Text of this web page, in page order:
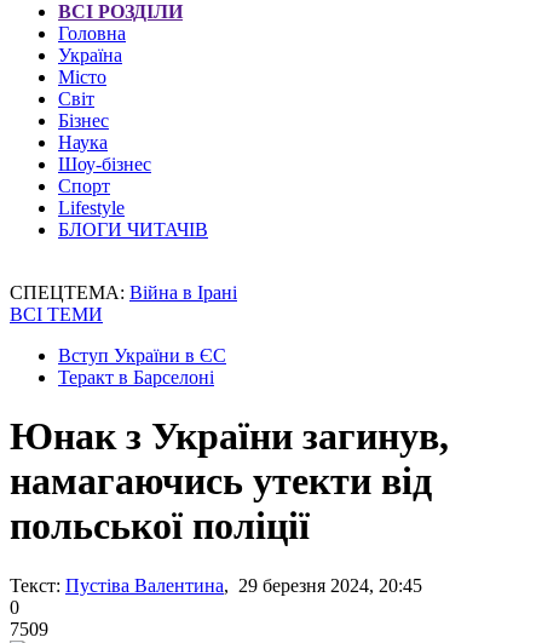
ВСІ РОЗДІЛИ
Головна
Україна
Місто
Світ
Бізнес
Наука
Шоу-бізнес
Спорт
Lifestyle
БЛОГИ ЧИТАЧІВ
СПЕЦТЕМА: Війна в Ірані
ВСІ ТЕМИ
Вступ України в ЄС
Теракт в Барселоні
Юнак з України загинув,
намагаючись утекти від
польської поліції
Текст: Пустіва Валентина, 29 березня 2024, 20:45
0
7509